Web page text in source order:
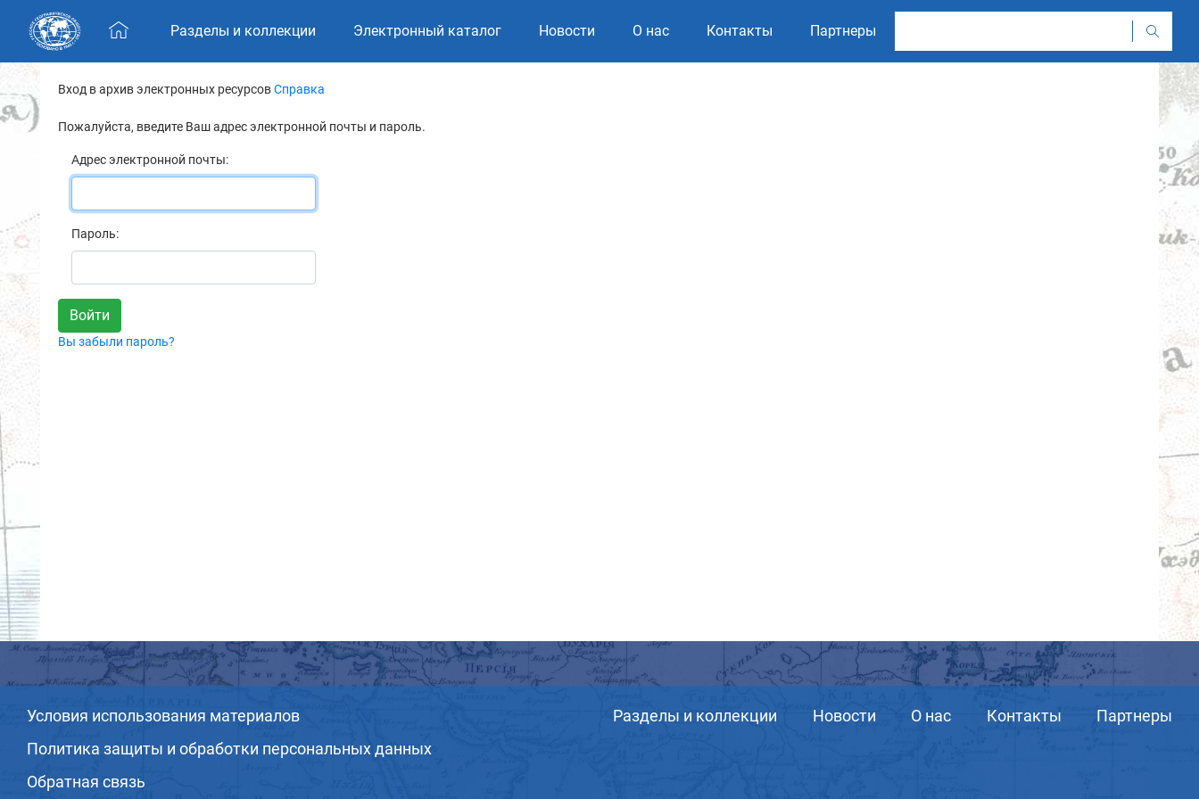
Skip navigation
Разделы и коллекции Электронный каталог Новости О нас Контакты Партнеры
Вход в архив электронных ресурсовСправка
Пожалуйста, введите Ваш адрес электронной почты и пароль.
Адрес электронной почты:
Пароль:
Вы забыли пароль?
Условия использования материалов
Политика защиты и обработки персональных данных
Обратная связь
Разделы и коллекции Новости О нас Контакты Партнеры